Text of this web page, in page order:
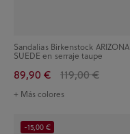
Sandalias Birkenstock ARIZONA
SUEDE en serraje taupe
89,90 € 119,00 €
+ Más colores
-15,00 €